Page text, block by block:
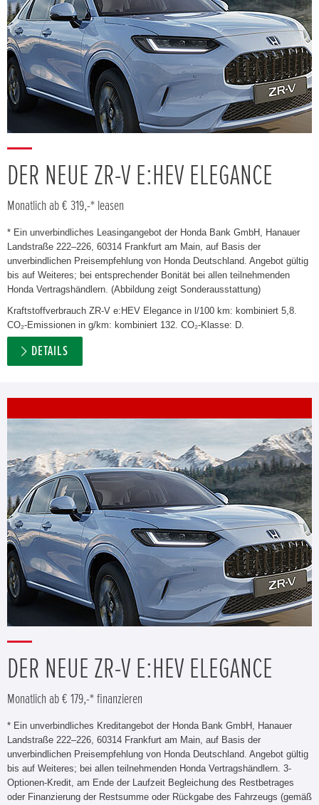
DER NEUE ZR-V E:HEV ELEGANCE
Monatlich ab € 319,-* leasen
* Ein unverbindliches Leasingangebot der Honda Bank GmbH, Hanauer
Landstraße 222–226, 60314 Frankfurt am Main, auf Basis der
unverbindlichen Preisempfehlung von Honda Deutschland. Angebot gültig
bis auf Weiteres; bei entsprechender Bonität bei allen teilnehmenden
Honda Vertragshändlern. (Abbildung zeigt Sonderausstattung)
Kraftstoffverbrauch ZR-V e:HEV Elegance in l/100 km: kombiniert 5,8.
CO₂-Emissionen in g/km: kombiniert 132. CO₂-Klasse: D.
DETAILS
DER NEUE ZR-V E:HEV ELEGANCE
Monatlich ab € 179,-* finanzieren
* Ein unverbindliches Kreditangebot der Honda Bank GmbH, Hanauer
Landstraße 222–226, 60314 Frankfurt am Main, auf Basis der
unverbindlichen Preisempfehlung von Honda Deutschland. Angebot gültig
bis auf Weiteres; bei allen teilnehmenden Honda Vertragshändlern. 3-
Optionen-Kredit, am Ende der Laufzeit Begleichung des Restbetrages
oder Finanzierung der Restsumme oder Rückgabe des Fahrzeugs (gemäß